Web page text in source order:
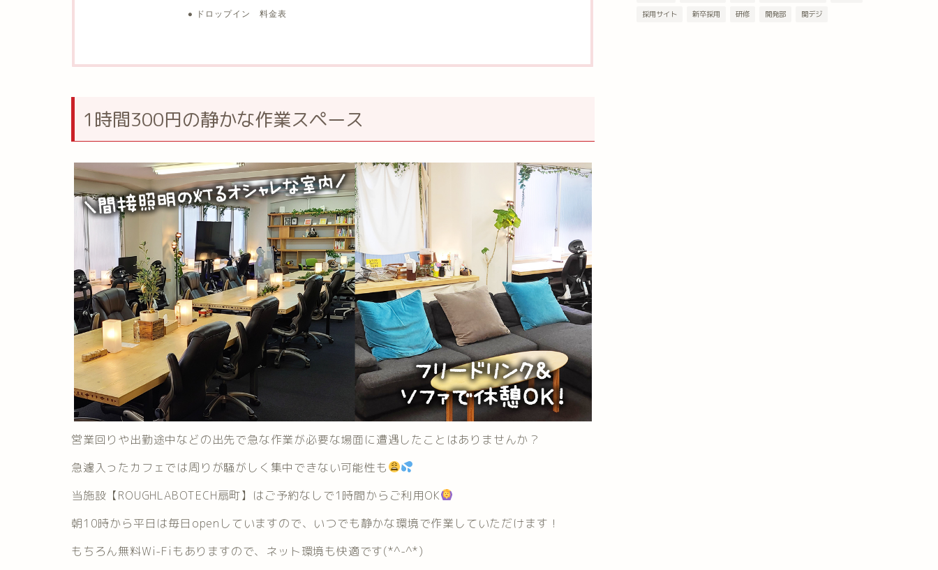
ドロップイン 料金表
1時間300円の静かな作業スペース
営業回りや出勤途中などの出先で急な作業が必要な場面に遭遇したことはありませんか？
急遽入ったカフェでは周りが騒がしく集中できない可能性も
当施設【ROUGHLABOTECH扇町】はご予約なしで1時間からご利用OK
朝10時から平日は毎日openしていますので、いつでも静かな環境で作業していただけます！
もちろん無料Wi-Fiもありますので、ネット環境も快適です(*^-^*)
採用サイト
新卒採用 研修 開発部 関デジ